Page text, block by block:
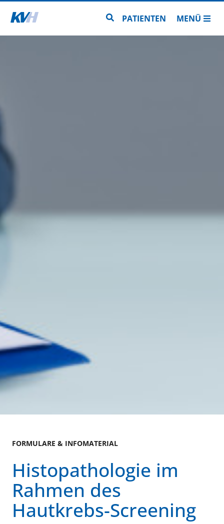
Zur Startseite Zur Seitensuche
PATIENTEN MENÜ
FORMULARE & INFOMATERIAL
Histopathologie im
Rahmen des
Hautkrebs-Screening